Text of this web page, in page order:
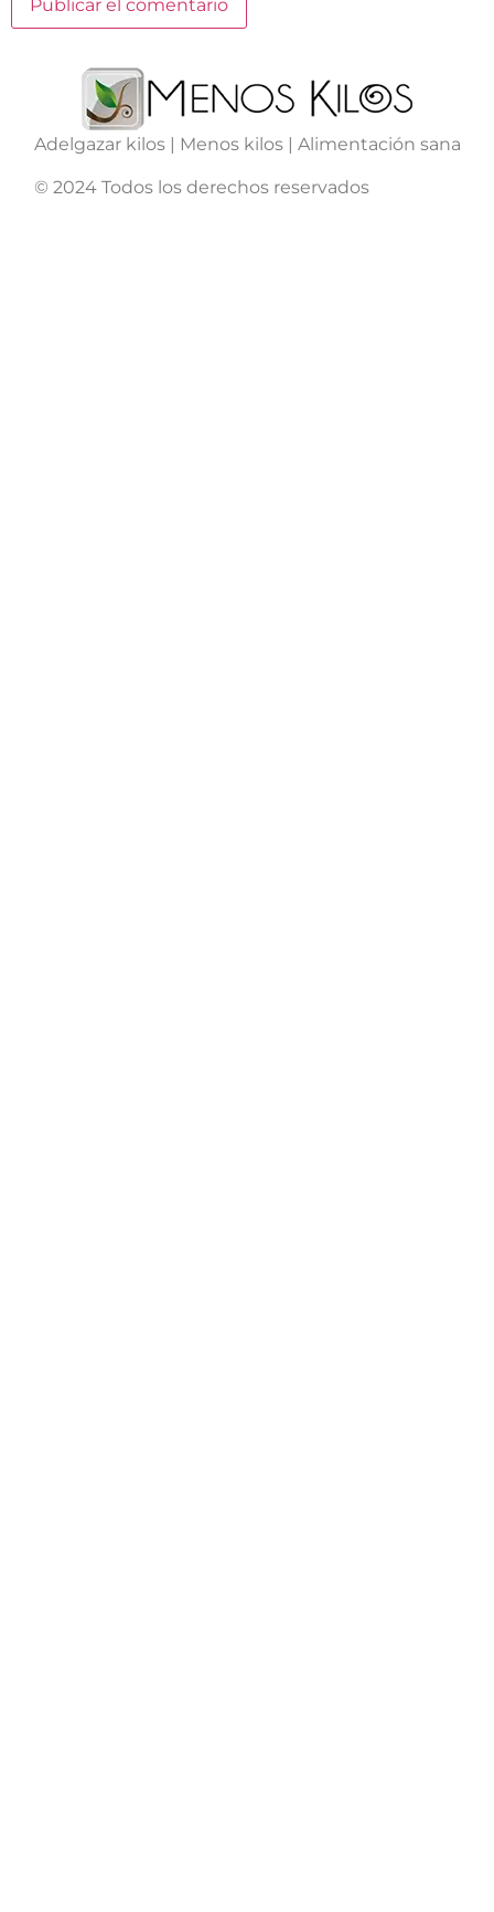
Adelgazar kilos | Menos kilos | Alimentación sana
© 2024 Todos los derechos reservados